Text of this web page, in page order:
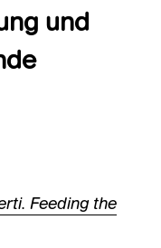
und
Feeding the